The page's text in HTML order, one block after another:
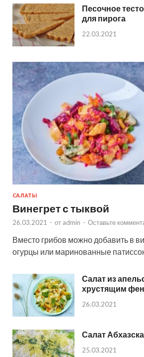
Песочное
для пирога
22.03.2021
САЛАТЫ
Винегрет с тыквой
26.03.2021 - от admin - Оставьте
Вместо грибов можно добавить в
огурцы или маринованные
Салат из
хрустящим
26.03.2021
Салат
25.03.2021